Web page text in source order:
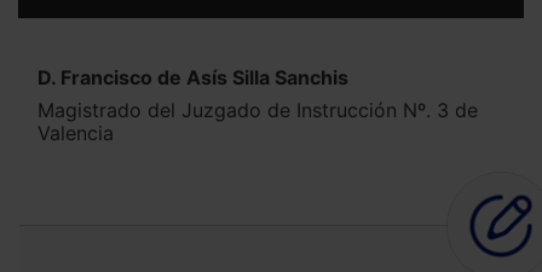
D. Francisco de Asís Silla Sanchis
Magistrado del Juzgado de Instrucción Nº. 3 de
Valencia